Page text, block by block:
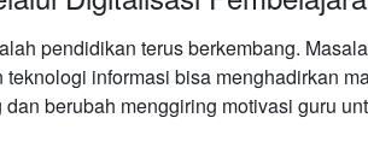
pendidikan terus berkembang.
teknologi informasi bisa menghadirkan
dan berubah menggiring motivasi guru